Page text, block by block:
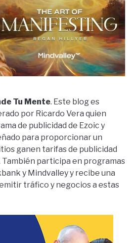
Tu Mente. Este blog es
por Ricardo Vera quien
de publicidad de Ezoic y
para proporcionar un
ganen tarifas de publicidad
También participa en programas
y Mindvalley y recibe una
tráfico y negocios a estas